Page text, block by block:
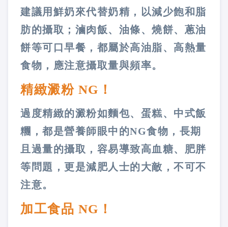
建議用鮮奶來代替奶精，以減少飽和脂
肪的攝取；滷肉飯、油條、燒餅、蔥油
餅等可口早餐，都屬於高油脂、高熱量
食物，應注意攝取量與頻率。
精緻澱粉 NG ！
過度精緻的澱粉如麵包、蛋糕、中式飯
糰，都是營養師眼中的NG食物，長期
且過量的攝取，容易導致高血糖、肥胖
等問題，更是減肥人士的大敵，不可不
注意。
加工食品 NG ！